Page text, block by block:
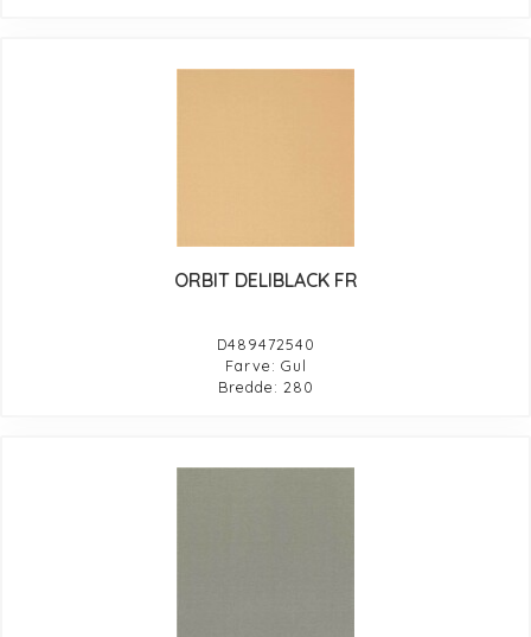
ORBIT DELIBLACK FR
D489472540
Farve: Gul
Bredde: 280